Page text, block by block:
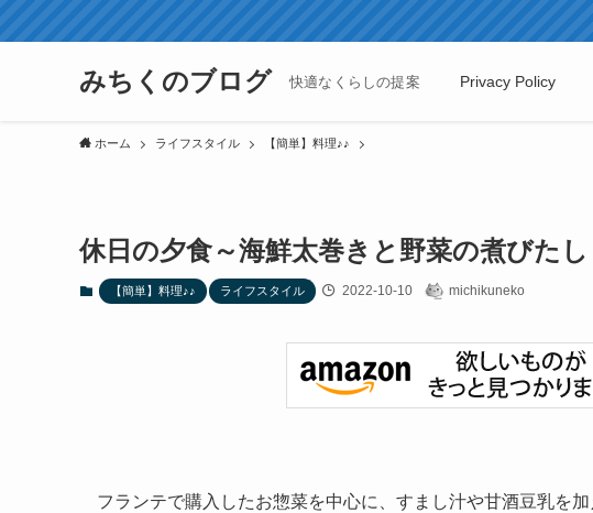
みちくのブログ 快適なくらしの提案 Privacy Policy
ホーム ライフスタイル 【簡単】料理♪♪
休日の夕食～海鮮太巻きと野菜の煮びた
【簡単】料理♪♪ ライフスタイル 2022-10-10 michikuneko
フランテで購入したお惣菜を中心に、すまし汁や甘酒豆乳を